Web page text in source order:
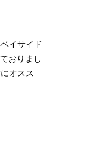
イサイド
おりまし
オスス